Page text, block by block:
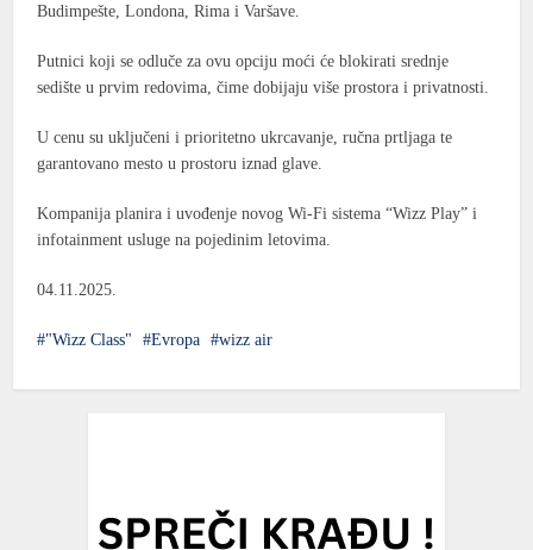
Budimpešte, Londona, Rima i Varšave.
Putnici koji se odluče za ovu opciju moći će blokirati srednje
sedište u prvim redovima, čime dobijaju više prostora i privatnosti.
U cenu su uključeni i prioritetno ukrcavanje, ručna prtljaga te
garantovano mesto u prostoru iznad glave.
Kompanija planira i uvođenje novog Wi-Fi sistema “Wizz Play” i
infotainment usluge na pojedinim letovima.
04.11.2025.
"Wizz Class" Evropa wizz air